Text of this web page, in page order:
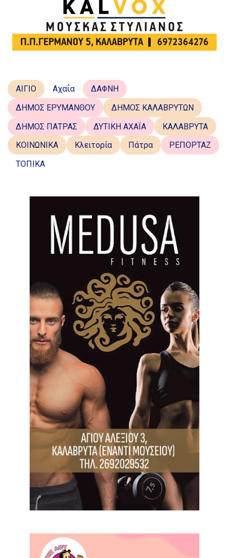
ΑΙΓΙΟ Αχαΐα
ΔΑΦΝΗ
ΔΗΜΟΣ ΕΡΥΜΑΝΘΟΥ
ΔΗΜΟΣ ΚΑΛΑΒΡΥΤΩΝ
ΔΗΜΟΣ ΠΑΤΡΑΣ
ΔΥΤΙΚΗ ΑΧΑΪΑ
ΚΑΛΑΒΡΥΤΑ
ΚΟΙΝΩΝΙΚΑ
Κλειτορία Πάτρα
ΡΕΠΟΡΤΑΖ
ΤΟΠΙΚΑ